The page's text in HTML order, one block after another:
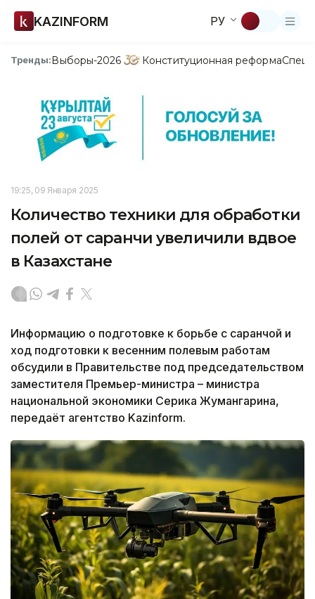
KAZINFORM РУ
Тренды:Выборы-2026 Конституционная реформа
19:25, 09 Января 2025
Количество техники для обработки
полей от саранчи увеличили вдвое
в Казахстане
Информацию о подготовке к борьбе с саранчой и
ход подготовки к весенним полевым работам
обсудили в Правительстве под председательством
заместителя Премьер-министра – министра
национальной экономики Серика Жумангарина,
передаёт агентство Kazinform.